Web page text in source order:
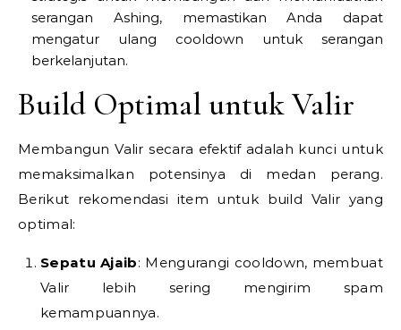
serangan Ashing, memastikan Anda dapat
mengatur ulang cooldown untuk serangan
berkelanjutan.
Build Optimal untuk Valir
Membangun Valir secara efektif adalah kunci untuk
memaksimalkan potensinya di medan perang.
Berikut rekomendasi item untuk build Valir yang
optimal:
Sepatu Ajaib: Mengurangi cooldown, membuat
Valir lebih sering mengirim spam
kemampuannya.